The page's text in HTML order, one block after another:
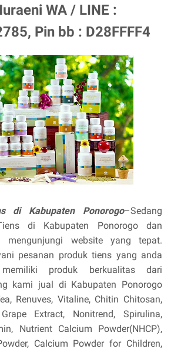
WA / LINE :
Pin bb : D28FFFF4
di Kabupaten Ponorogo–Sedang
di Kabupaten Ponorogo dan
mengunjungi website yang tepat.
pesanan produk tiens yang anda
produk berkualitas dari
kami jual di Kabupaten Ponorogo
Renuves, Vitaline, Chitin Chitosan,
Extract, Nonitrend, Spirulina,
Nutrient Calcium Powder(NHCP),
Calcium Powder for Children,